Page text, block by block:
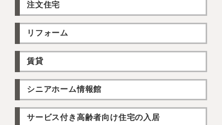
注文住宅
リフォーム
賃貸
シニアホーム情報館
サービス付き高齢者向け住宅の入居